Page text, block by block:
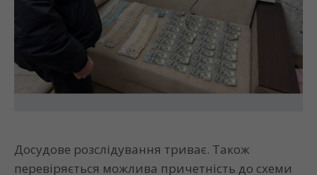
Досудове розслідування триває. Також
перевіряється можлива причетність до схеми